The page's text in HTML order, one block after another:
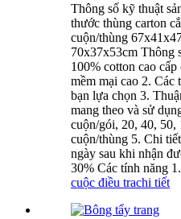
Thông số kỹ thuật
thước thùng carton
cuộn/thùng
70x37x53cm Thông
100% cotton cao
mềm mại cao 2. Các
bạn lựa chọn 3.
mang theo và sử
cuộn/gói, 20, 40, 50,
cuộn/thùng 5. Chi
ngày sau khi nhận
30% Các tính năng
cuộc điều trachi tiết